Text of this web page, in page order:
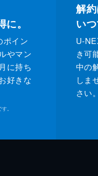
。
ポイン
やマン
に持ち
好きな
。
解
いつ
U-
き可
中の
しま
さい。